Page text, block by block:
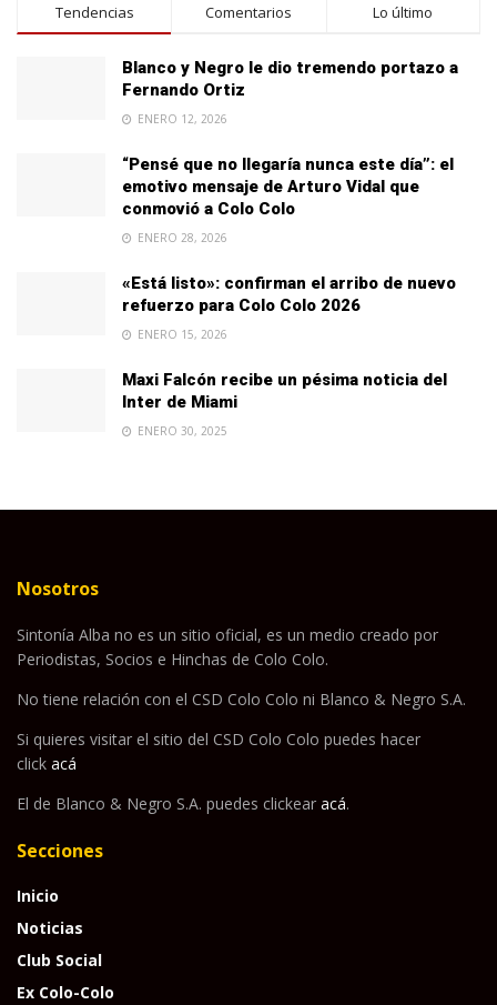
Tendencias Comentarios Lo último
Blanco y Negro le dio tremendo portazo a
Fernando Ortiz
ENERO 12, 2026
“Pensé que no llegaría nunca este día”: el
emotivo mensaje de Arturo Vidal que
conmovió a Colo Colo
ENERO 28, 2026
«Está listo»: confirman el arribo de nuevo
refuerzo para Colo Colo 2026
ENERO 15, 2026
Maxi Falcón recibe un pésima noticia del
Inter de Miami
ENERO 30, 2025
Nosotros
Sintonía Alba no es un sitio oficial, es un medio creado por
Periodistas, Socios e Hinchas de Colo Colo.
No tiene relación con el CSD Colo Colo ni Blanco & Negro S.A.
Si quieres visitar el sitio del CSD Colo Colo puedes hacer
click acá
El de Blanco & Negro S.A. puedes clickear acá.
Secciones
Inicio
Noticias
Club Social
Ex Colo-Colo